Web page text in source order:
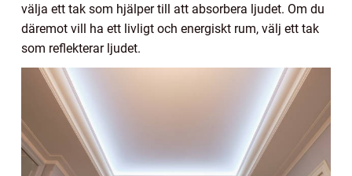
välja ett tak som hjälper till att absorbera ljudet. Om du
däremot vill ha ett livligt och energiskt rum, välj ett tak
som reflekterar ljudet.